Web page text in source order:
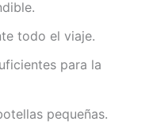
todo el viaje.
para la
pequeñas.